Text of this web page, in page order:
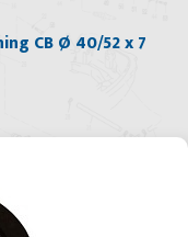
CB Ø 40/52 x 7